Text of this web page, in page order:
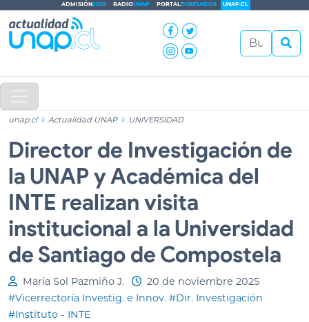
ADMISIÓN2026 RADIOUNAP PORTALEGRESADOS UNAP.CL
unap.cl Actualidad UNAP UNIVERSIDAD
Director de Investigación de
la UNAP y Académica del
INTE realizan visita
institucional a la Universidad
de Santiago de Compostela
María Sol Pazmiño J.
20 de noviembre 2025
#Vicerrectoría Investig. e Innov. #Dir. Investigación
#Instituto - INTE